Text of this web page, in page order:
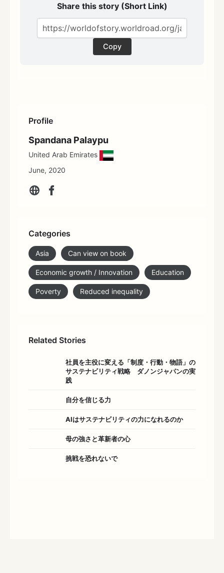
Profile
Spandana Palaypu
United Arab Emirates
June, 2020
Categories
Asia Can view on book
Economic growth / Innovation Education
Poverty Reduced inequality
Related Stories
社員を主役に変える「制度・行動・物語」の
サステナビリティ戦略 ダノンジャパンの実
践
自分を信じる力
AIはサステナビリティの力になれるのか
母の強さと革新者の心
挑戦を恐れないで
Share this story (Short Link)
Copy